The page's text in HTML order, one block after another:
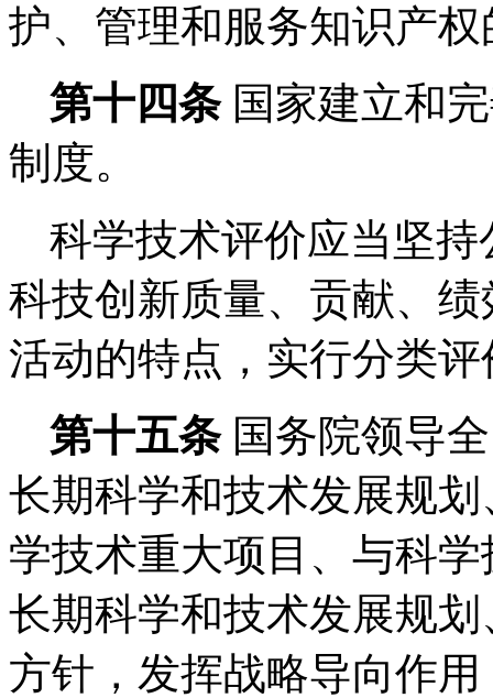
护、管理和服务知识产
第十四条 国家建立和
制度。
科学技术评价应当坚
科技创新质量、贡献、
活动的特点，实行分类评
第十五条 国务院领导
长期科学和技术发展规
学技术重大项目、与科
长期科学和技术发展规
方针，发挥战略导向作